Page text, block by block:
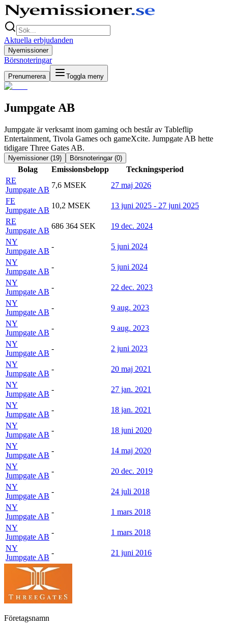
Aktuella erbjudanden
Nyemissioner
Börsnoteringar
Prenumerera Toggla meny
Jumpgate AB
Jumpgate är verksamt inom gaming och består av Tableflip
Entertainment, Tivola Games och gameXcite. Jumpgate AB hette
tidigare Three Gates AB.
Nyemissioner (19) Börsnoteringar (0)
Bolag Emissionsbelopp
Teckningsperiod
RE
Jumpgate AB
7,6 MSEK
27 maj 2026
FE
Jumpgate AB
10,2 MSEK
13 juni 2025 - 27 juni 2025
RE
Jumpgate AB
686 364 SEK
19 dec. 2024
NY
Jumpgate AB
-
5 juni 2024
NY
Jumpgate AB
-
5 juni 2024
NY
Jumpgate AB
-
22 dec. 2023
NY
Jumpgate AB
-
9 aug. 2023
NY
Jumpgate AB
-
9 aug. 2023
NY
Jumpgate AB
-
2 juni 2023
NY
Jumpgate AB
-
20 maj 2021
NY
Jumpgate AB
-
27 jan. 2021
NY
Jumpgate AB
-
18 jan. 2021
NY
Jumpgate AB
-
18 juni 2020
NY
Jumpgate AB
-
14 maj 2020
NY
Jumpgate AB
-
20 dec. 2019
NY
Jumpgate AB
-
24 juli 2018
NY
Jumpgate AB
-
1 mars 2018
NY
Jumpgate AB
-
1 mars 2018
NY
Jumpgate AB
- 21 juni 2016
Företagsnamn